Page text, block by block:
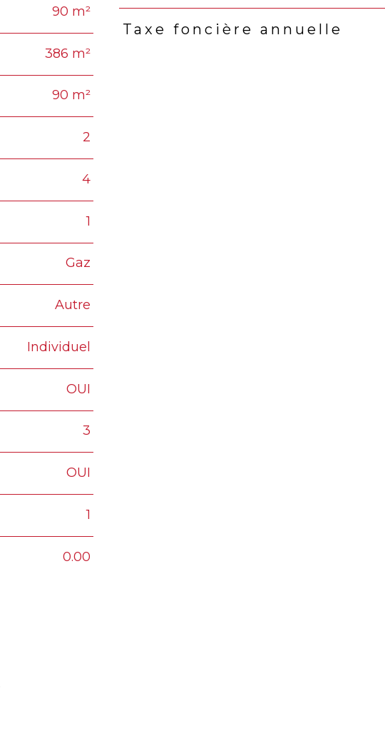
90 m²
386 m²
90 m²
2
4
1
Gaz
Autre
Individuel
OUI
3
OUI
1
0.00
Taxe foncière annuelle